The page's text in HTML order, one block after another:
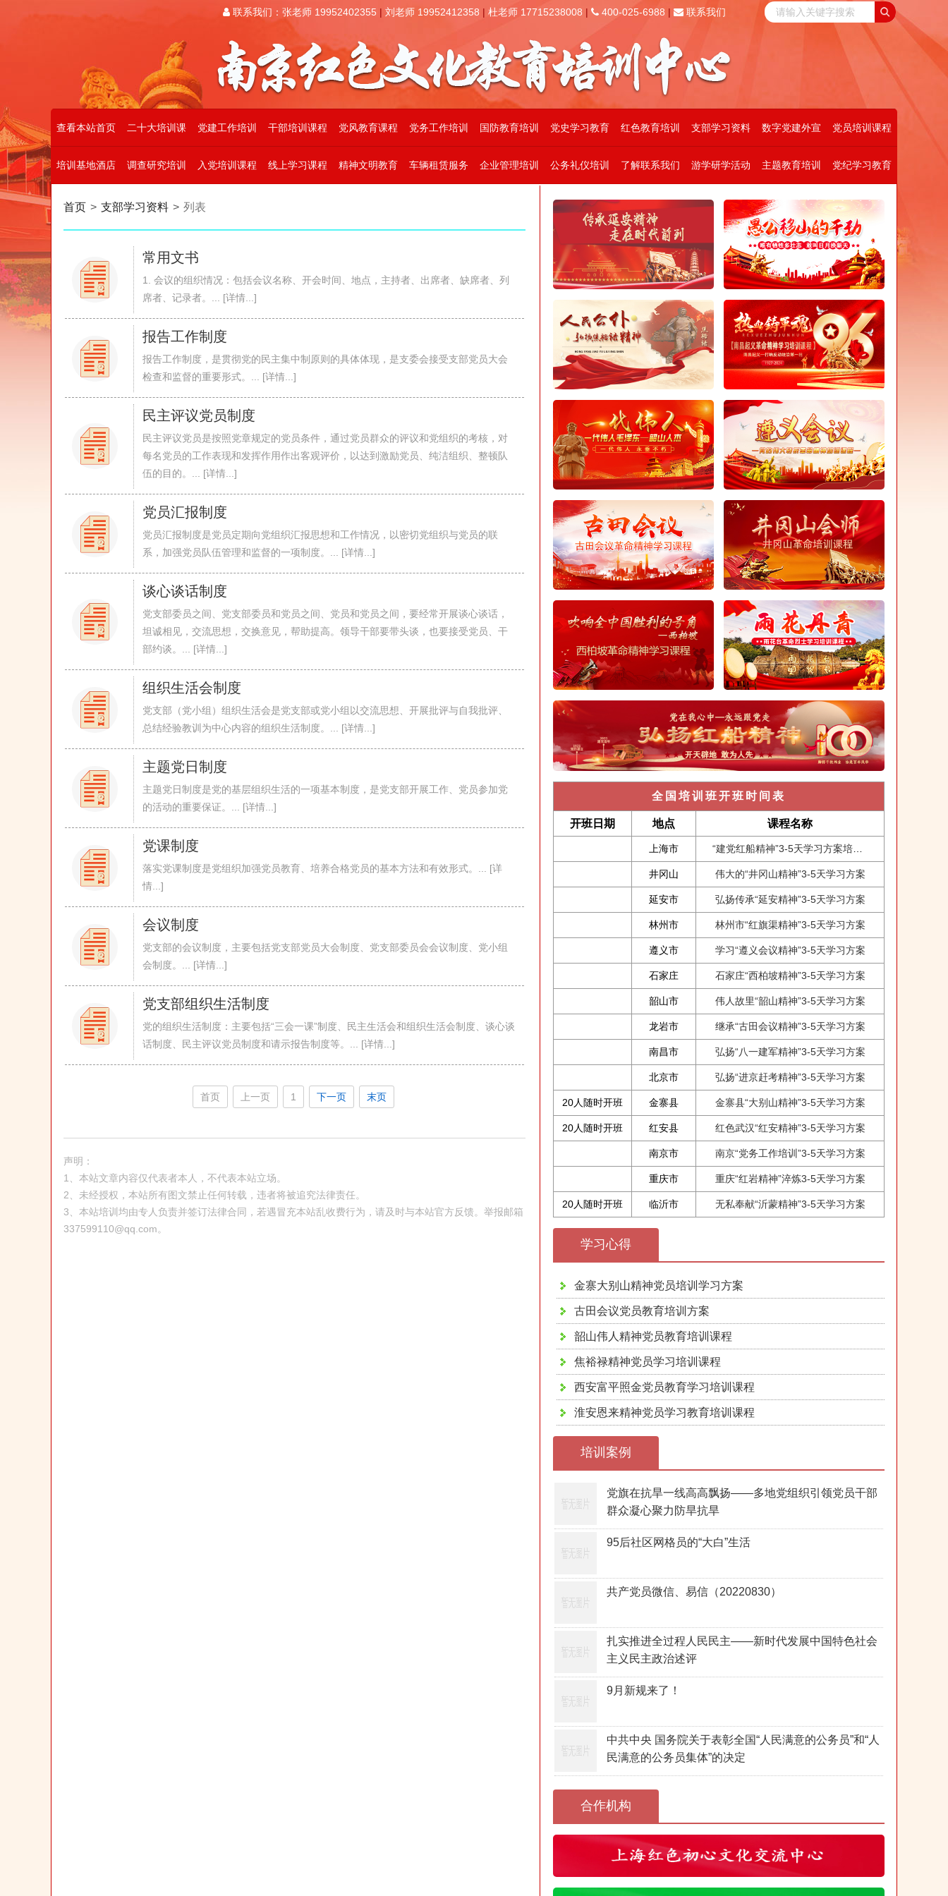
联系我们：张老师 19952402355 | 刘老师 19952412358 | 杜老师 17715238008 | 400-025-6988 | 联系我们
查看本站首页 二十大培训课 党建工作培训 干部培训课程 党风教育课程 党务工作培训 国防教育培训 党史学习教育 红色教育培训 支部学习资料 数字党建外宣 党员培训课程
培训基地酒店 调查研究培训 入党培训课程 线上学习课程 精神文明教育 车辆租赁服务 企业管理培训 公务礼仪培训 了解联系我们 游学研学活动 主题教育培训 党纪学习教育
首页 > 支部学习资料 > 列表
常用文书
1. 会议的组织情况：包括会议名称、开会时间、地点，主持者、出席者、缺席者、列
席者、记录者。... [详情...]
报告工作制度
报告工作制度，是贯彻党的民主集中制原则的具体体现，是支委会接受支部党员大会
检查和监督的重要形式。... [详情...]
民主评议党员制度
民主评议党员是按照党章规定的党员条件，通过党员群众的评议和党组织的考核，对
每名党员的工作表现和发挥作用作出客观评价，以达到激励党员、纯洁组织、整顿队
伍的目的。... [详情...]
党员汇报制度
党员汇报制度是党员定期向党组织汇报思想和工作情况，以密切党组织与党员的联
系，加强党员队伍管理和监督的一项制度。... [详情...]
谈心谈话制度
党支部委员之间、党支部委员和党员之间、党员和党员之间，要经常开展谈心谈话，
坦诚相见，交流思想，交换意见，帮助提高。领导干部要带头谈，也要接受党员、干
部约谈。... [详情...]
组织生活会制度
党支部（党小组）组织生活会是党支部或党小组以交流思想、开展批评与自我批评、
总结经验教训为中心内容的组织生活制度。... [详情...]
主题党日制度
主题党日制度是党的基层组织生活的一项基本制度，是党支部开展工作、党员参加党
的活动的重要保证。... [详情...]
党课制度
落实党课制度是党组织加强党员教育、培养合格党员的基本方法和有效形式。... [详
情...]
会议制度
党支部的会议制度，主要包括党支部党员大会制度、党支部委员会会议制度、党小组
会制度。... [详情...]
党支部组织生活制度
党的组织生活制度：主要包括“三会一课”制度、民主生活会和组织生活会制度、谈心谈
话制度、民主评议党员制度和请示报告制度等。... [详情...]
首页 上一页 1 下一页 末页
声明：
1、本站文章内容仅代表者本人，不代表本站立场。
2、未经授权，本站所有图文禁止任何转载，违者将被追究法律责任。
3、本站培训均由专人负责并签订法律合同，若遇冒充本站乱收费行为，请及时与本站官方反馈。举报邮箱
337599110@qq.com。
全国培训班开班时间表
开班日期 地点 课程名称
上海市
井冈山 伟大的“井冈山精神”3-5天学习方案
延安市 弘扬传承“延安精神”3-5天学习方案
林州市 林州市“红旗渠精神”3-5天学习方案
遵义市 学习“遵义会议精神”3-5天学习方案
石家庄 石家庄“西柏坡精神”3-5天学习方案
韶山市 伟人故里“韶山精神”3-5天学习方案
龙岩市 继承“古田会议精神”3-5天学习方案
南昌市 弘扬“八一建军精神”3-5天学习方案
北京市 弘扬“进京赶考精神”3-5天学习方案
20人随时开班 金寨县 金寨县“大别山精神”3-5天学习方案
20人随时开班 红安县 红色武汉“红安精神”3-5天学习方案
南京市 南京“党务工作培训”3-5天学习方案
重庆市 重庆“红岩精神”淬炼3-5天学习方案
20人随时开班 临沂市 无私奉献“沂蒙精神”3-5天学习方案
学习心得
金寨大别山精神党员培训学习方案
古田会议党员教育培训方案
韶山伟人精神党员教育培训课程
焦裕禄精神党员学习培训课程
西安富平照金党员教育学习培训课程
淮安恩来精神党员学习教育培训课程
培训案例
党旗在抗旱一线高高飘扬——多地党组织引领党员干部
群众凝心聚力防旱抗旱
95后社区网格员的“大白”生活
共产党员微信、易信（20220830）
扎实推进全过程人民民主——新时代发展中国特色社会
主义民主政治述评
9月新规来了！
中共中央 国务院关于表彰全国“人民满意的公务员”和“人
民满意的公务员集体”的决定
合作机构